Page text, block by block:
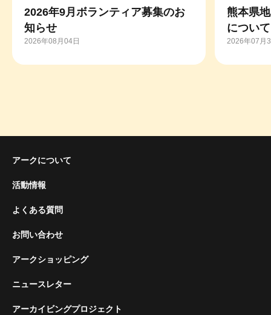
2026年9月ボランティア募集のお
知らせ
2026年08月04日
熊本県
について
2026年07月
アークについて
活動情報
よくある質問
お問い合わせ
アークショッピング
ニュースレター
アーカイビングプロジェクト